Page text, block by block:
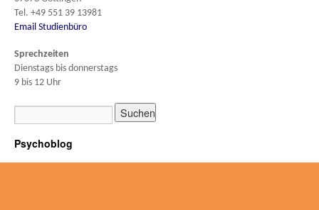
Tel. +49 551 39 13981
Email Studienbüro
Sprechzeiten
Dienstags bis donnerstags
9 bis 12 Uhr
Psychoblog